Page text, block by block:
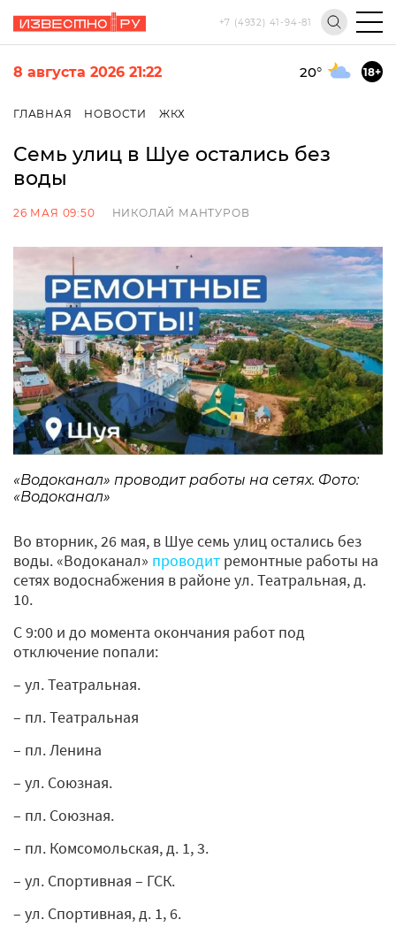
+7 (4932) 41-94-81
8 августа 2026 21:22 20° 18+
ГЛАВНАЯ НОВОСТИ ЖКХ
Семь улиц в Шуе остались без
воды
26 МАЯ 09:50 НИКОЛАЙ МАНТУРОВ
«Водоканал» проводит работы на сетях. Фото:
«Водоканал»
Во вторник, 26 мая, в Шуе семь улиц остались без
воды. «Водоканал» проводит ремонтные работы на
сетях водоснабжения в районе ул. Театральная, д.
10.
С 9:00 и до момента окончания работ под
отключение попали:
– ул. Театральная.
– пл. Театральная
– пл. Ленина
– ул. Союзная.
– пл. Союзная.
– пл. Комсомольская, д. 1, 3.
– ул. Спортивная – ГСК.
– ул. Спортивная, д. 1, 6.